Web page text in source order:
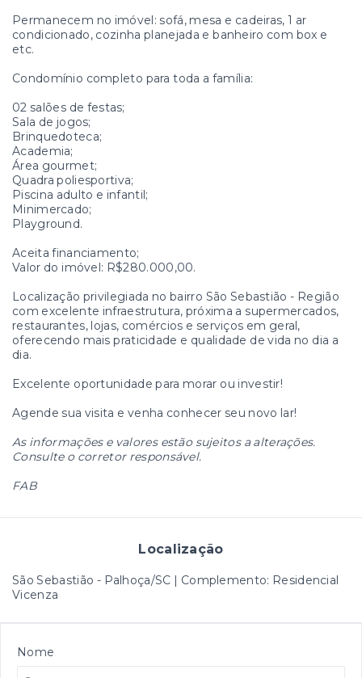
Permanecem no imóvel: sofá, mesa e cadeiras, 1 ar
condicionado, cozinha planejada e banheiro com box e
etc.
Condomínio completo para toda a família:
02 salões de festas;
Sala de jogos;
Brinquedoteca;
Academia;
Área gourmet;
Quadra poliesportiva;
Piscina adulto e infantil;
Minimercado;
Playground.
Aceita financiamento;
Valor do imóvel: R$280.000,00.
Localização privilegiada no bairro São Sebastião - Região
com excelente infraestrutura, próxima a supermercados,
restaurantes, lojas, comércios e serviços em geral,
oferecendo mais praticidade e qualidade de vida no dia a
dia.
Excelente oportunidade para morar ou investir!
Agende sua visita e venha conhecer seu novo lar!
As informações e valores estão sujeitos a alterações.
Consulte o corretor responsável.
FAB
Localização
São Sebastião - Palhoça/SC | Complemento: Residencial
Vicenza
Nome